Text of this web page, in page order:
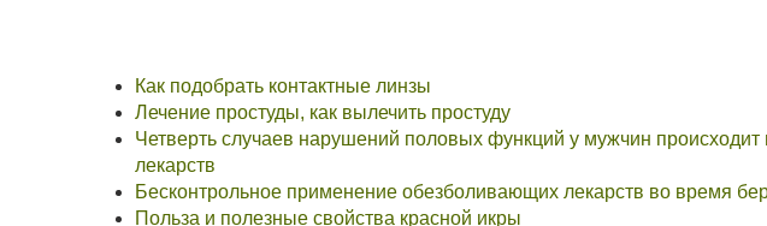
Как подобрать контактные линзы
Лечение простуды, как вылечить простуду
Четверть случаев нарушений половых функций у мужчин
лекарств
Бесконтрольное применение обезболивающих лекарств во время
Польза и полезные свойства красной икры